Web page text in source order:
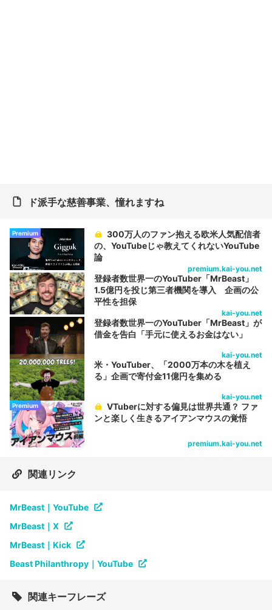
ド派手な慈善事業、憧れますね
Premium
300万人のファン抱える欧米人気配信者
の、YouTubeじゃ教えてくれないYouTube
論
premium.kai-you.net
登録者数世界一のYouTuber「MrBeast」
1.5億円を投じ第三者機関を導入 企画の公
平性を担保
kai-you.net
登録者数世界一のYouTuber「MrBeast」が
借金を告白「手元に使えるお金はない」
kai-you.net
米・YouTuber、「2000万本の木を植え
る」企画で寄付金11億円を集める
kai-you.net
Premium
VTuberに対する偏見は世界共通？ ファ
ンと楽しく生きるアイアンマウスの覚悟
premium.kai-you.net
関連リンク
MrBeast｜YouTube
MrBeast｜X
MrBeast｜Kick
Beast Philanthropy｜YouTube
関連キーフレーズ